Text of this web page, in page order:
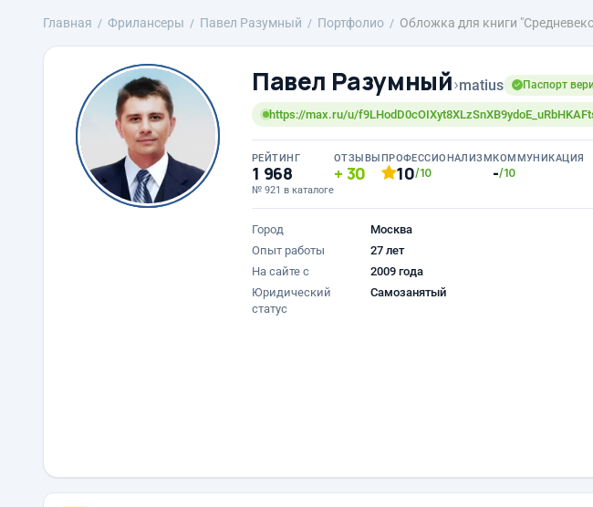
Главная Фрилансеры Павел Разумный Портфолио Обложка для книги
Павел Разумный›matius Паспорт
https://max.ru/u/
РЕЙТИНГ
1 968
№ 921 в каталоге
ОТЗЫВЫ
30
ПРОФЕССИОНАЛИЗМ
10/10
КОММУНИКАЦИЯ
-/10
Город
Москва
Опыт работы
27 лет
На сайте с
2009 года
Юридический
статус
Самозанятый